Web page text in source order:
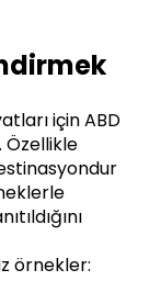
için ABD
Özellikle
örnekler: